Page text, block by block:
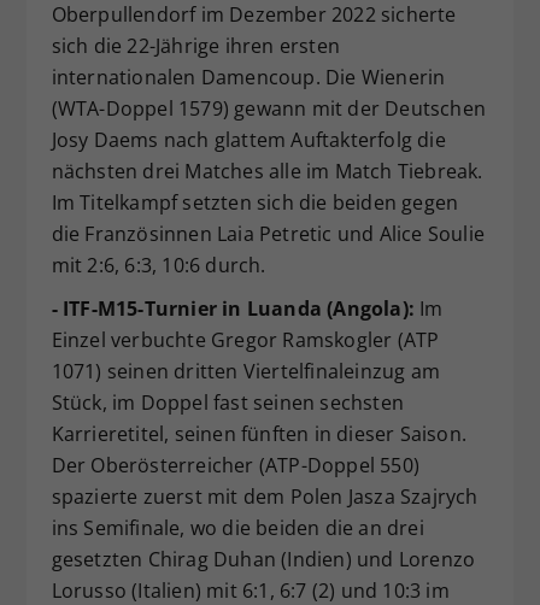
Oberpullendorf im Dezember 2022 sicherte
sich die 22-Jährige ihren ersten
internationalen Damencoup. Die Wienerin
(WTA-Doppel 1579) gewann mit der Deutschen
Josy Daems nach glattem Auftakterfolg die
nächsten drei Matches alle im Match Tiebreak.
Im Titelkampf setzten sich die beiden gegen
die Französinnen Laia Petretic und Alice Soulie
mit 2:6, 6:3, 10:6 durch.
- ITF-M15-Turnier in Luanda (Angola): Im
Einzel verbuchte Gregor Ramskogler (ATP
1071) seinen dritten Viertelfinaleinzug am
Stück, im Doppel fast seinen sechsten
Karrieretitel, seinen fünften in dieser Saison.
Der Oberösterreicher (ATP-Doppel 550)
spazierte zuerst mit dem Polen Jasza Szajrych
ins Semifinale, wo die beiden die an drei
gesetzten Chirag Duhan (Indien) und Lorenzo
Lorusso (Italien) mit 6:1, 6:7 (2) und 10:3 im